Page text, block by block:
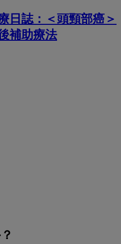
日誌：＜頭頸部癌＞
補助療法